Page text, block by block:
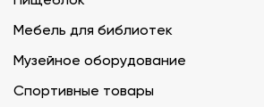
Мебель для библиотек
Музейное оборудование
Спортивные товары